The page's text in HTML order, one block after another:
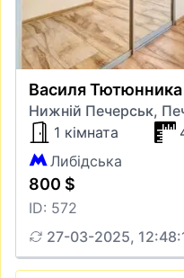
Василя Тютюнника
Нижній Печерськ,
1 кімната
Либідська
800 $
ID: 572
27-03-2025,